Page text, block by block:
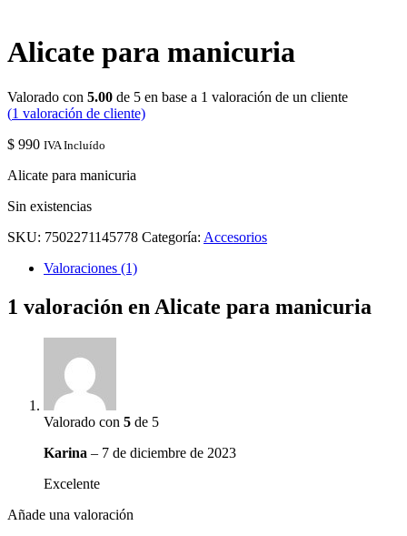
Alicate para manicuria
Valorado con 5.00 de 5 en base a 1 valoración de un cliente
(1 valoración de cliente)
$ 990 IVA Incluído
Alicate para manicuria
Sin existencias
SKU: 7502271145778 Categoría: Accesorios
Valoraciones (1)
1 valoración en Alicate para manicuria
Valorado con 5 de 5
Karina – 7 de diciembre de 2023
Excelente
Añade una valoración